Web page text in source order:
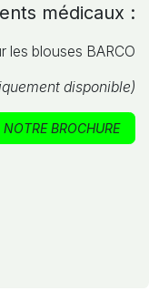
médicaux :
les blouses BARCO
disponible)
NOTRE BROCHURE